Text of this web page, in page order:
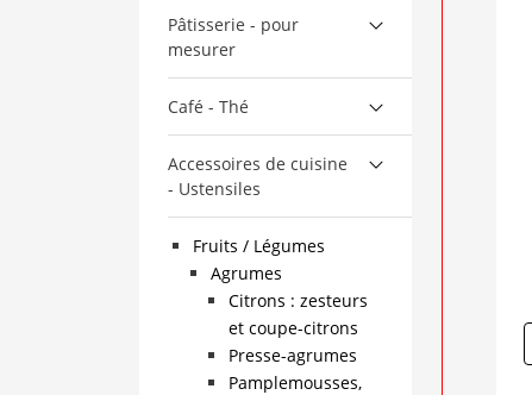
Pâtisserie - pour
mesurer
Café - Thé
Accessoires de cuisine
- Ustensiles
Fruits / Légumes
Agrumes
Citrons : zesteurs
et coupe-citrons
Presse-agrumes
Pamplemousses,